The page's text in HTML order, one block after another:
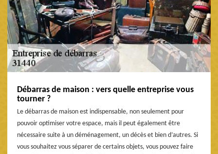
Débarras de maison : vers quelle entreprise vous
tourner ?
Le débarras de maison est indispensable, non seulement pour
pouvoir optimiser votre espace, mais il peut également être
nécessaire suite à un déménagement, un décès et bien d’autres. Si
vous souhaitez vous séparer de certains objets, vous pouvez faire